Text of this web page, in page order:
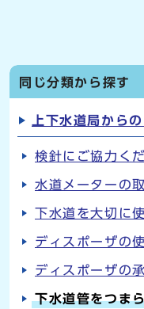
同じ分類から探す
上下水道局から
検針にご協力く
水道メーターの
下水道を大切に
ディスポーザの
ディスポーザの
下水道管をつま